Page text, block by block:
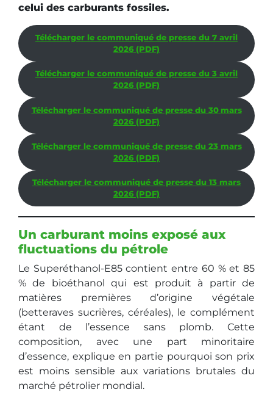
celui des carburants fossiles.
Télécharger le communiqué de presse du 7 avril
2026 (PDF)
Télécharger le communiqué de presse du 3 avril
2026 (PDF)
Télécharger le communiqué de presse du 30 mars
2026 (PDF)
Télécharger le communiqué de presse du 23 mars
2026 (PDF)
Télécharger le communiqué de presse du 13 mars
2026 (PDF)
Un carburant moins exposé aux
fluctuations du pétrole
Le Superéthanol-E85 contient entre 60 % et 85
% de bioéthanol qui est produit à partir de
matières premières d’origine végétale
(betteraves sucrières, céréales), le complément
étant de l’essence sans plomb. Cette
composition, avec une part minoritaire
d’essence, explique en partie pourquoi son prix
est moins sensible aux variations brutales du
marché pétrolier mondial.